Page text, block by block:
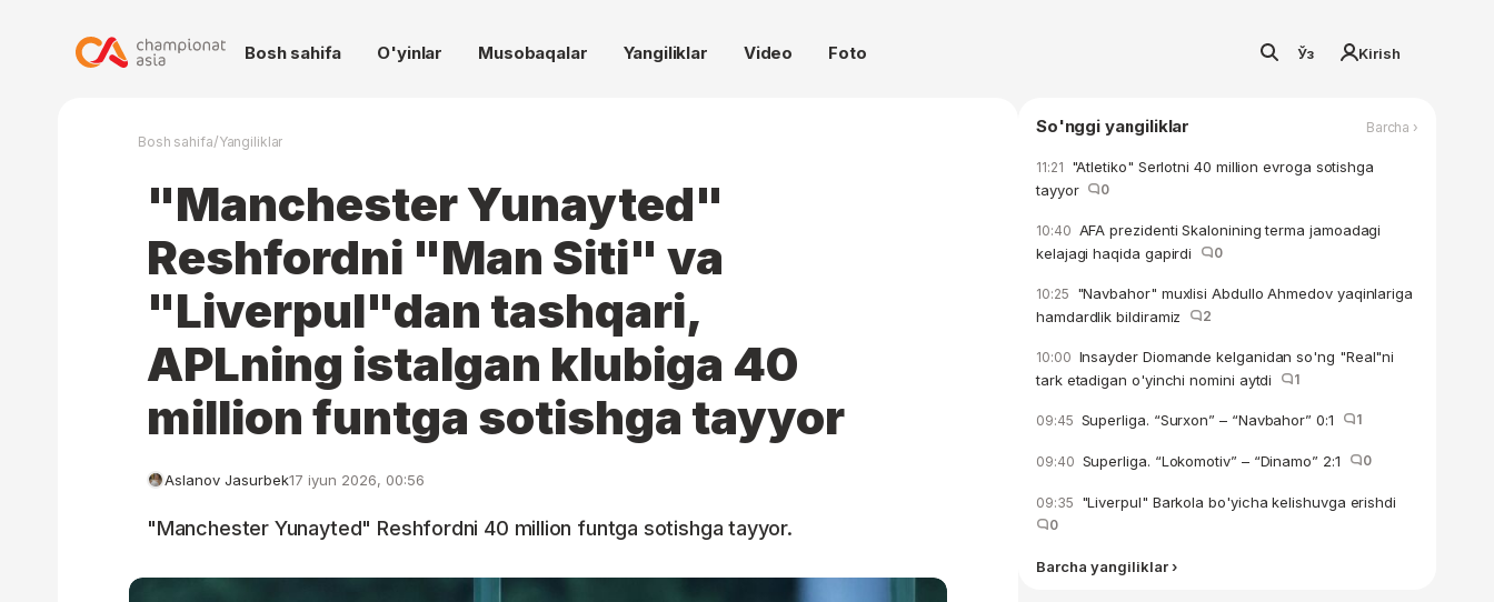
Bosh sahifa O'yinlar Musobaqalar Yangiliklar Video Foto Ўз Kirish
Bosh sahifa/Yangiliklar
"Manchester Yunayted"
Reshfordni "Man Siti" va
"Liverpul"dan tashqari,
APLning istalgan klubiga 40
million funtga sotishga tayyor
Aslanov Jasurbek17 iyun 2026, 00:56
"Manchester Yunayted" Reshfordni 40 million funtga sotishga tayyor.
So'nggi yangiliklar Barcha ›
11:21 "Atletiko" Serlotni 40 million evroga sotishga
tayyor
0
10:40 AFA prezidenti Skalonining terma jamoadagi
kelajagi haqida gapirdi
0
10:25 "Navbahor" muxlisi Abdullo Ahmedov yaqinlariga
hamdardlik bildiramiz
2
10:00 Insayder Diomande kelganidan so'ng "Real"ni
tark etadigan o'yinchi nomini aytdi
1
09:45 Superliga. “Surxon” – “Navbahor” 0:1 1
09:40 Superliga. “Lokomotiv” – “Dinamo” 2:1 0
09:35 "Liverpul" Barkola bo'yicha kelishuvga erishdi
0
Barcha yangiliklar ›